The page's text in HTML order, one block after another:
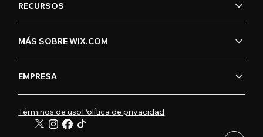
RECURSOS
MÁS SOBRE WIX.COM
EMPRESA
Términos de usoPolítica de privacidad